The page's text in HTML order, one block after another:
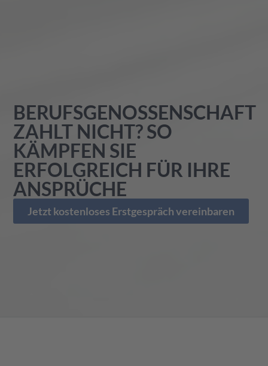
BERUFSGENOSSENSCHAFT
ZAHLT NICHT? SO
KÄMPFEN SIE
ERFOLGREICH FÜR IHRE
ANSPRÜCHE
Jetzt kostenloses Erstgespräch vereinbaren